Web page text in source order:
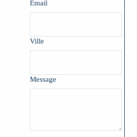
Email
Ville
Message